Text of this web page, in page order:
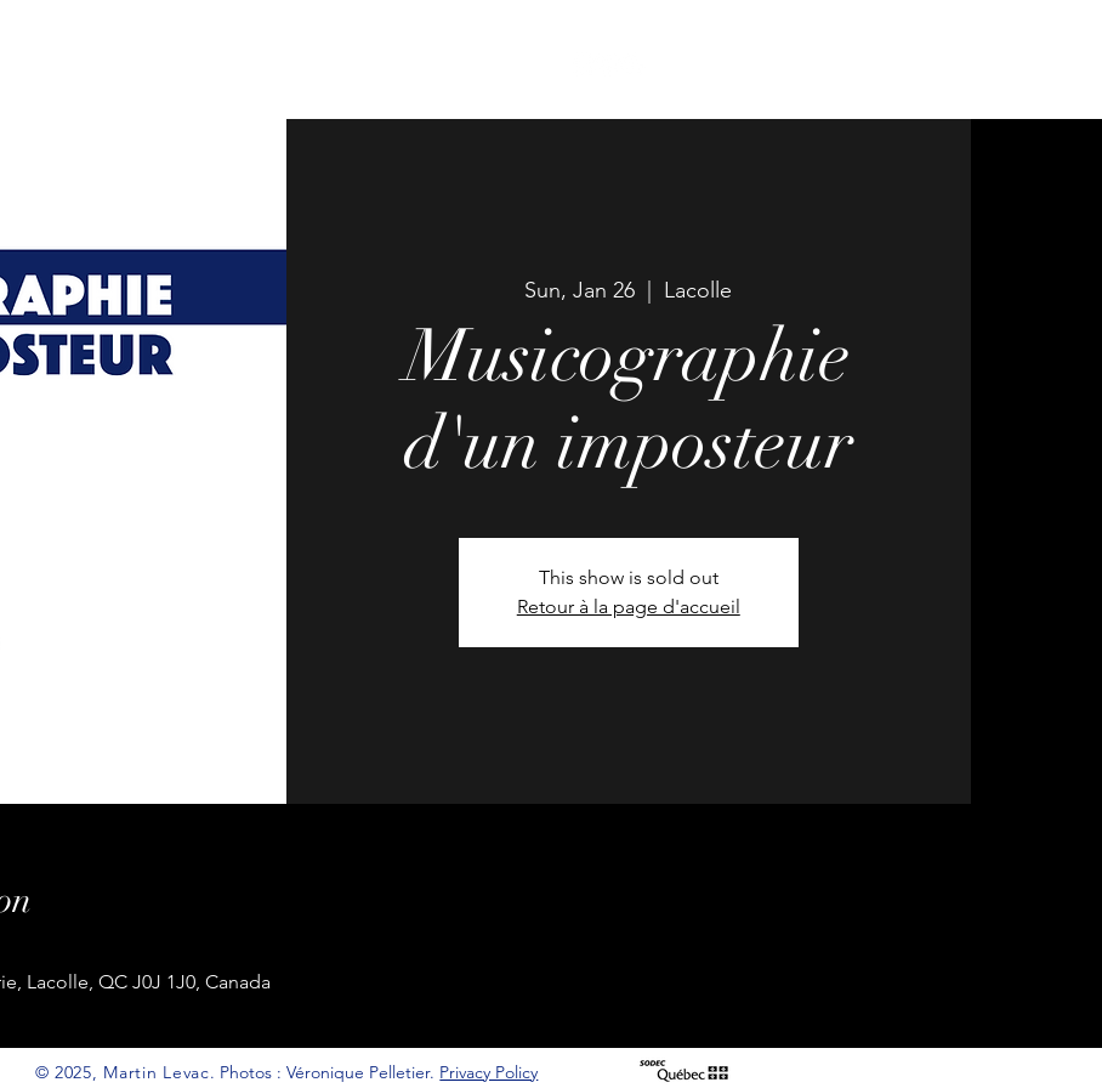
Sun, Jan 26 Lacolle
Musicographie
d'un imposteur
This show is sold out
Retour à la page d'accueil
Lacolle, QC J0J 1J0, Canada
© 2025, Martin Levac. Photos : Véronique Pelletier. Privacy Policy